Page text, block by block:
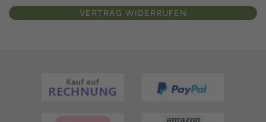
VERTRAG WIDERRUFEN